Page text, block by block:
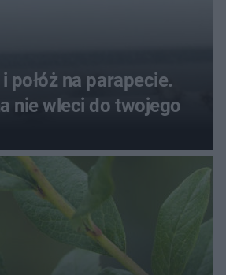
połóż na parapecie.
nie wleci do twojego